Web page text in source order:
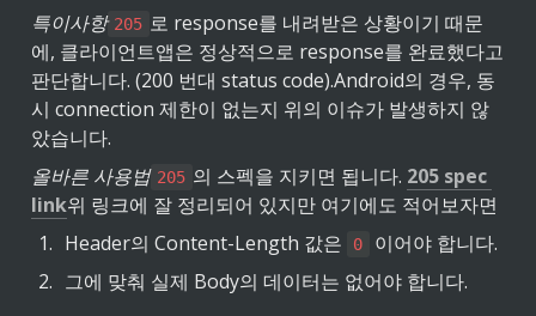
특이사항 205 로 response를 내려받은 상황이기 때문
에, 클라이언트앱은 정상적으로 response를 완료했다고
판단합니다. (200 번대 status code).Android의 경우, 동
시 connection 제한이 없는지 위의 이슈가 발생하지 않
았습니다.
올바른 사용법 205 의 스펙을 지키면 됩니다. 205 spec
link위 링크에 잘 정리되어 있지만 여기에도 적어보자면
1. Header의 Content-Length 값은 0
이어야 합니다.
2. 그에 맞춰 실제 Body의 데이터는 없어야 합니다.